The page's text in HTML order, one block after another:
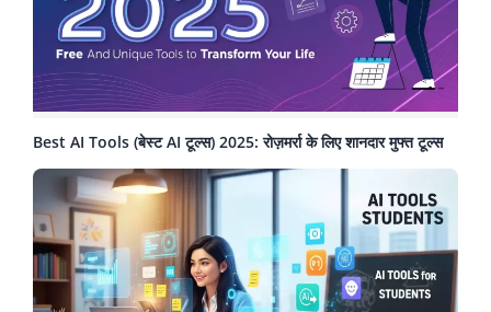
Best AI Tools (बेस्ट AI टूल्स) 2025: रोज़मर्रा के लिए शानदार मुफ्त टूल्स